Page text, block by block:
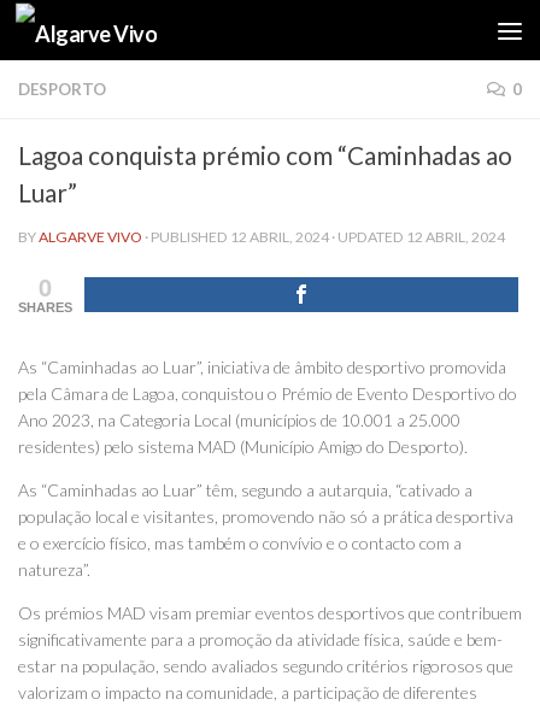
Skip to content
DESPORTO 0
Lagoa conquista prémio com “Caminhadas ao
Luar”
BYALGARVE VIVO · PUBLISHED 12 ABRIL, 2024 · UPDATED 12 ABRIL, 2024
0
SHARES
As “Caminhadas ao Luar”, iniciativa de âmbito desportivo promovida
pela Câmara de Lagoa, conquistou o Prémio de Evento Desportivo do
Ano 2023, na Categoria Local (municípios de 10.001 a 25.000
residentes) pelo sistema MAD (Município Amigo do Desporto).
As “Caminhadas ao Luar” têm, segundo a autarquia, “cativado a
população local e visitantes, promovendo não só a prática desportiva
e o exercício físico, mas também o convívio e o contacto com a
natureza”.
Os prémios MAD visam premiar eventos desportivos que contribuem
significativamente para a promoção da atividade física, saúde e bem-
estar na população, sendo avaliados segundo critérios rigorosos que
valorizam o impacto na comunidade, a participação de diferentes